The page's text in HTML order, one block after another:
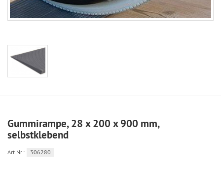
Gummirampe, 28 x 200 x 900 mm,
selbstklebend
Art.Nr.: 306280